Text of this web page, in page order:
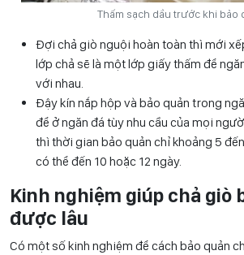
Thấm sạch dầu trước khi bảo
Đợi chả giò nguội hoàn toàn thì mới
lớp chả sẽ là một lớp giấy thấm để
với nhau.
Đậy kín nắp hộp và bảo quản trong
để ở ngăn đá tùy nhu cầu của mọi
thì thời gian bảo quản chỉ khoảng 5
có thể đến 10 hoặc 12 ngày.
Kinh nghiệm giúp chả giò
được lâu
Có một số kinh nghiệm để cách bảo quản